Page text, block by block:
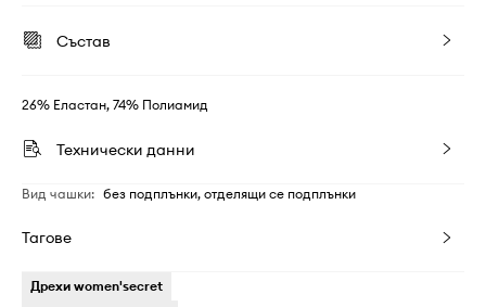
Състав
26% Еластан, 74% Полиамид
Технически данни
Вид чашки: без подплънки, отделящи се подплънки
Тагове
Дрехи women'secret